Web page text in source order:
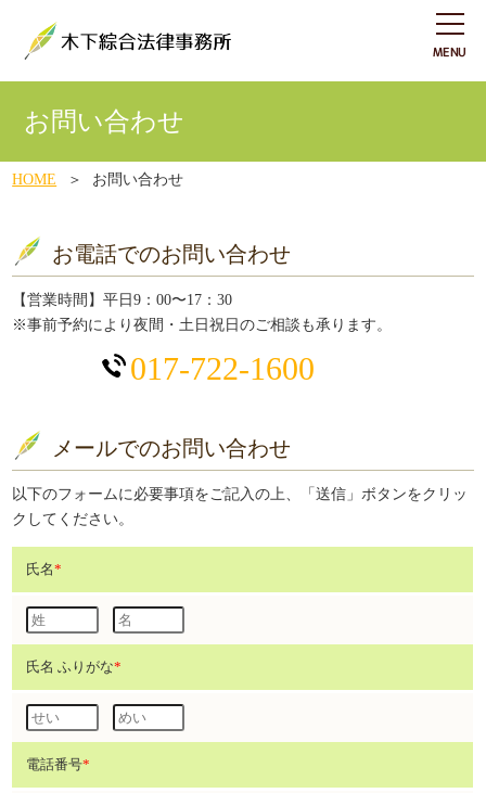
お問い合わせ
HOME お問い合わせ
お電話でのお問い合わせ
【営業時間】平日9：00〜17：30
※事前予約により夜間・土日祝日のご相談も承ります。
017-722-1600
メールでのお問い合わせ
以下のフォームに必要事項をご記入の上、「送信」ボタンをクリッ
クしてください。
氏名*
氏名 ふりがな*
電話番号*